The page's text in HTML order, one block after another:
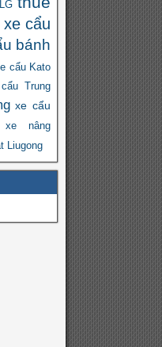
xe cẩu
bánh
cẩu Kato
Trung
xe cẩu
xe nâng
Liugong